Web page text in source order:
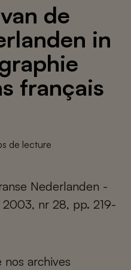
de
in
français
de lecture
Nederlanden -
2003, nr 28, pp. 219-
archives